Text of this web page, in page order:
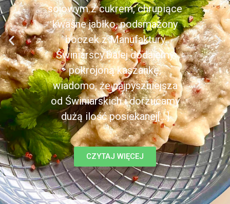
sojowym z cukrem, chrupiące
kwaśne jabłko, podsmażony
boczek z Manufaktury
Świniarscy.Dalej dodajemy
pokrojoną kaszankę,
wiadomo, że najpyszniejsza
od Świniarskich i dorzucamy
dużą ilość posiekanej[...]
CZYTAJ WIĘCEJ